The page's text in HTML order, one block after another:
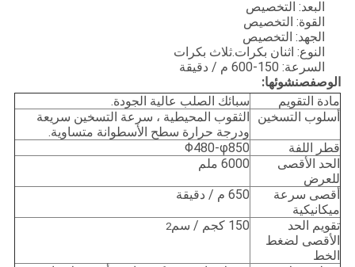
البعد: التخصيص
القوة: التخصيص
الجهد: التخصيص
النوع: اثنان بكرات.ثلاث بكرات
السرعة: 150-600 م / دقيقة
الوصفصنشوئها:
مادة التقويم
سبائك الصلب عالية الجودة.
أسلوب التسخين
الثقوب المحيطية ، سرعة التسخين سريعة
ودرجة حرارة سطح الأسطوانة متساوية.
قطر اللفة
Φ480-φ850
الحد الأقصى
للعرض
6000 ملم
أقصى سرعة
ميكانيكية
650 م / دقيقة
تقويم الحد
الأقصى لضغط
الخط
150 كجم / سم 2